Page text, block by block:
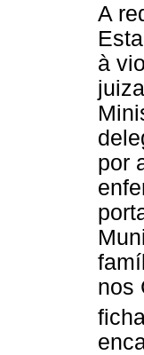
A
à
por
nos